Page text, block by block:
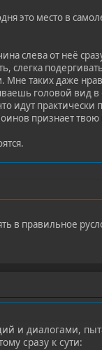
это место в
слева от неё
слегка
таких даже
головой вид
идут
признает твою
в правильное
и диалогами,
сразу к сути: